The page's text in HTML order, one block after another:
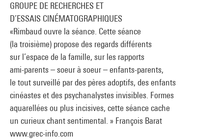
GROUPE DE RECHERCHES ET
D’ESSAIS CINÉMATOGRAPHIQUES
«Rimbaud ouvre la séance. Cette séance
(la troisième) propose des regards différents
sur l’espace de la famille, sur les rapports
ami-parents – soeur à soeur – enfants-parents,
le tout surveillé par des pères adoptifs, des enfants
cinéastes et des psychanalystes invisibles. Formes
aquarellées ou plus incisives, cette séance cache
un curieux chant sentimental. » François Barat
www.grec-info.com